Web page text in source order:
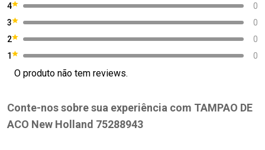
4
0
3
0
2
0
1
0
O produto não tem reviews.
Conte-nos sobre sua experiência com TAMPAO DE
ACO New Holland 75288943